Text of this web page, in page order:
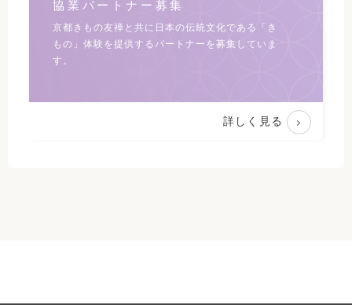
協業パートナー募集
京都きもの友禅と共に日本の伝統文化である
「き
もの」体験を提供するパートナーを募集していま
す。
詳しく見る